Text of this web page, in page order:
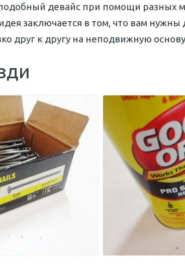
девайс при помощи разных
заключается в том, что вам нужны
друг к другу на неподвижную